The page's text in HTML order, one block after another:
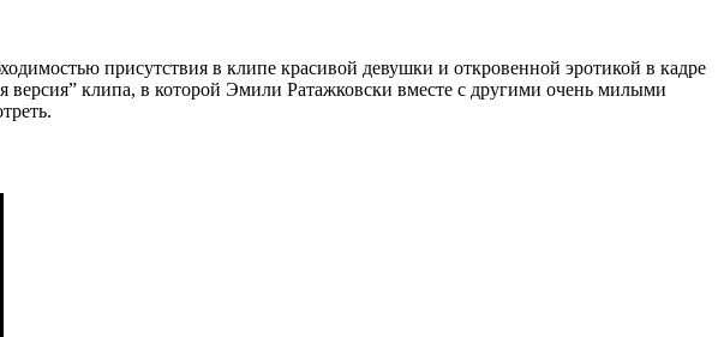
присутствия в клипе красивой девушки и откровенной эротикой в кадре
клипа, в которой Эмили Ратажковски вместе с другими очень милыми